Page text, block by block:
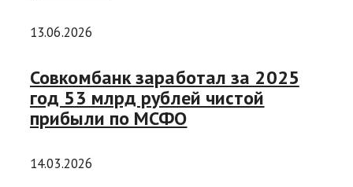
13.06.2026
Совкомбанк заработал за 2025
год 53 млрд рублей чистой
прибыли по МСФО
14.03.2026